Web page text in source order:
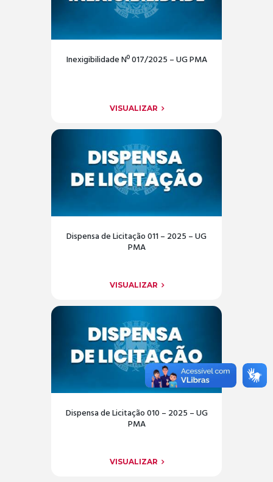
Inexigibilidade Nº 017/2025 – UG PMA
VISUALIZAR
Dispensa de Licitação 011 – 2025 – UG
PMA
VISUALIZAR
Dispensa de Licitação 010 – 2025 – UG
PMA
VISUALIZAR